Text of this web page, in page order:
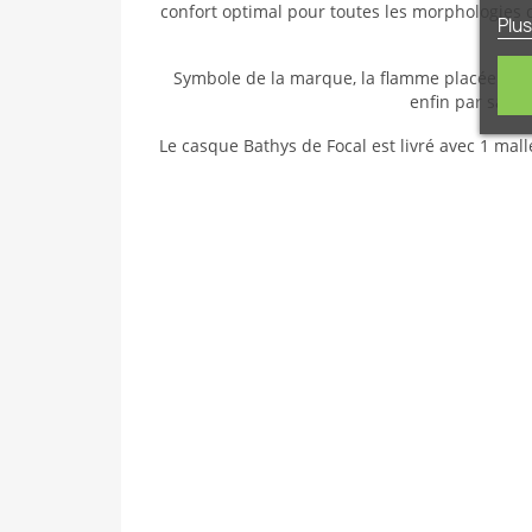
confort optimal pour toutes les morphologies
Symbole de la marque, la flamme placée
enfin par sa
Le casque Bathys de Focal est livré avec 1 m